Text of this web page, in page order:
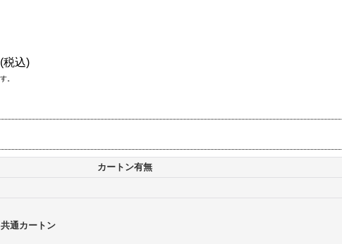
(税込)
。
カートン有無
通カートン